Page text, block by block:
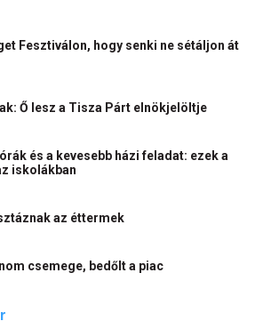
Fesztiválon, hogy senki ne sétáljon át
Ő lesz a Tisza Párt elnökjelöltje
és a kevesebb házi feladat: ezek a
iskolákban
az éttermek
csemege, bedőlt a piac